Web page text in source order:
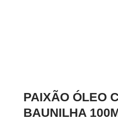
PAIXÃO ÓLEO
BAUNILHA